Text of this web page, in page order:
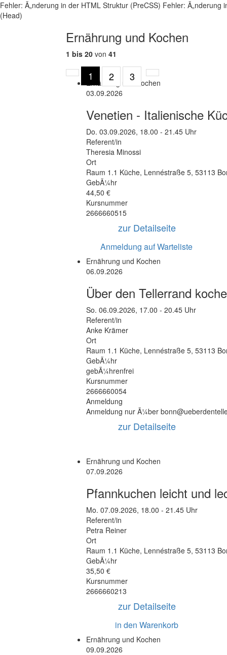
Fehler: Ã„nderung in der HTML Struktur (PreCSS) Fehler: Ã„nderung
(Head)
Ernährung und Kochen
1 bis 20 von 41
Vorherige
Seite
1 2 3
NÃ¤chste
Seite
Ernährung und Kochen
03.09.2026
Venetien - Italienische
Do. 03.09.2026, 18.00 - 21.45 Uhr
Referent/in
Theresia Minossi
Ort
Raum 1.1 Küche, Lennéstraße 5, 53113
GebÃ¼hr
44,50 €
Kursnummer
2666660515
zur Detailseite
Anmeldung auf Warteliste
Ernährung und Kochen
06.09.2026
Über den Tellerrand
So. 06.09.2026, 17.00 - 20.45 Uhr
Referent/in
Anke Krämer
Ort
Raum 1.1 Küche, Lennéstraße 5, 53113
GebÃ¼hr
gebÃ¼hrenfrei
Kursnummer
2666660054
Anmeldung
Anmeldung nur Ã¼ber
zur Detailseite
Ernährung und Kochen
07.09.2026
Pfannkuchen leicht und
Mo. 07.09.2026, 18.00 - 21.45 Uhr
Referent/in
Petra Reiner
Ort
Raum 1.1 Küche, Lennéstraße 5, 53113
GebÃ¼hr
35,50 €
Kursnummer
2666660213
zur Detailseite
in den Warenkorb
Ernährung und Kochen
09.09.2026